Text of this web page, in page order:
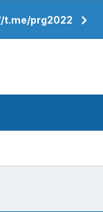
t.me/prg2022